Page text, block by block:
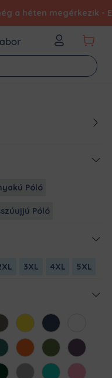
a héten megérkezik -
Póló
Póló
3XL 4XL 5XL
Citromsárga
Denim
NarancsOliva Padlizsán
Sportszürke
Türkiz
Világos